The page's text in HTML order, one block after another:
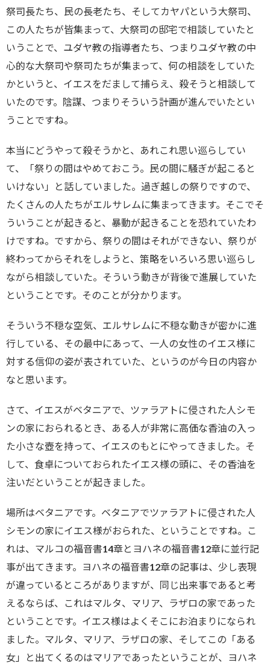
祭司長たち、民の長老たち、そしてカヤパという大祭司、
この人たちが皆集まって、大祭司の邸宅で相談していたと
いうことで、ユダヤ教の指導者たち、つまりユダヤ教の中
心的な大祭司や祭司たちが集まって、何の相談をしていた
かというと、イエスをだまして捕らえ、殺そうと相談して
いたのです。陰謀、つまりそういう計画が進んでいたとい
うことですね。
本当にどうやって殺そうかと、あれこれ思い巡らしてい
て、「祭りの間はやめておこう。民の間に騒ぎが起こると
いけない」と話していました。過ぎ越しの祭りですので、
たくさんの人たちがエルサレムに集まってきます。そこでそ
ういうことが起きると、暴動が起きることを恐れていたわ
けですね。ですから、祭りの間はそれができない、祭りが
終わってからそれをしようと、策略をいろいろ思い巡らし
ながら相談していた。そういう動きが背後で進展していた
ということです。そのことが分かります。
そういう不穏な空気、エルサレムに不穏な動きが密かに進
行している、その最中にあって、一人の女性のイエス様に
対する信仰の姿が表されていた、というのが今日の内容か
なと思います。
さて、イエスがベタニアで、ツァラアトに侵された人シモ
ンの家におられるとき、ある人が非常に高価な香油の入っ
た小さな壺を持って、イエスのもとにやってきました。そ
して、食卓についておられたイエス様の頭に、その香油を
注いだということが起きました。
場所はベタニアです。ベタニアでツァラアトに侵された人
シモンの家にイエス様がおられた、ということですね。こ
れは、マルコの福音書14章とヨハネの福音書12章に並行記
事が出てきます。ヨハネの福音書12章の記事は、少し表現
が違っているところがありますが、同じ出来事であると考
えるならば、これはマルタ、マリア、ラザロの家であった
ということです。イエス様はよくそこにお泊まりになられ
ました。マルタ、マリア、ラザロの家、そしてこの「ある
女」と出てくるのはマリアであったということが、ヨハネ